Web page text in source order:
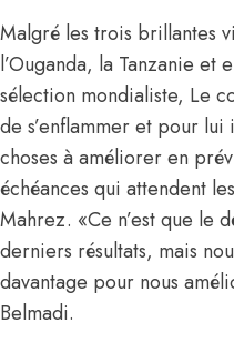
Malgré les trois brillantes
l’Ouganda, la Tanzanie et
sélection mondialiste, Le
de s’enflammer et pour lui
choses à améliorer en
échéances qui attendent
Mahrez. «Ce n’est que le
derniers résultats, mais
davantage pour nous
Belmadi.